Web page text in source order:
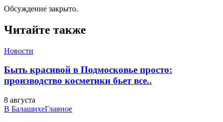
Обсуждение закрыто.
Читайте также
Новости
Быть красивой в Подмосковье просто:
производство косметики бьет все..
8 августа
В БалашихеГлавное